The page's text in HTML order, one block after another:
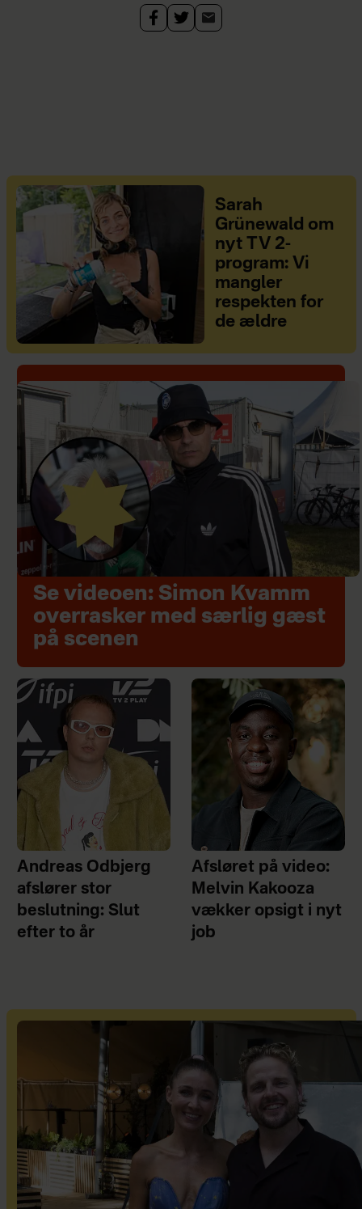
Sarah
Grünewald om
nyt TV 2-
program: Vi
mangler
respekten for
de ældre
Se videoen: Simon Kvamm
overrasker med særlig gæst
på scenen
Andreas Odbjerg
afslører stor
beslutning: Slut
efter to år
Afsløret på video:
Melvin Kakooza
vækker opsigt i nyt
job